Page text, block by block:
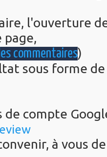
l'ouverture
page,
commentaires)
sous forme
de compte
à vous